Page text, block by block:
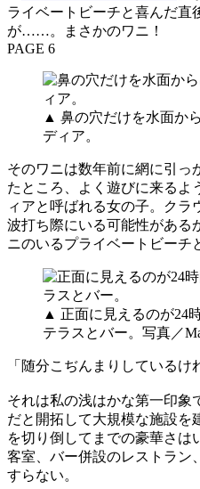
ライベートビーチと喜んだ直
が……。まさかのワニ！
PAGE 6
▲ 鼻の穴だけを水面か
ディア。
そのワニは数年前に網に引っ
たところ、よく遊びに来るよ
ィアと呼ばれる女の子。ク
波打ち際にいる可能性がある
ニのいるプライベートビーチ
▲ 正面に見えるのが24
テラスとバー。写真／
「随分こぢんまりしているけ
それは私の浅はかな第一印象
だと開拓して大規模な施設を
を切り倒してまでの豪華さは
客室、バー併設のレストラン
すらない。